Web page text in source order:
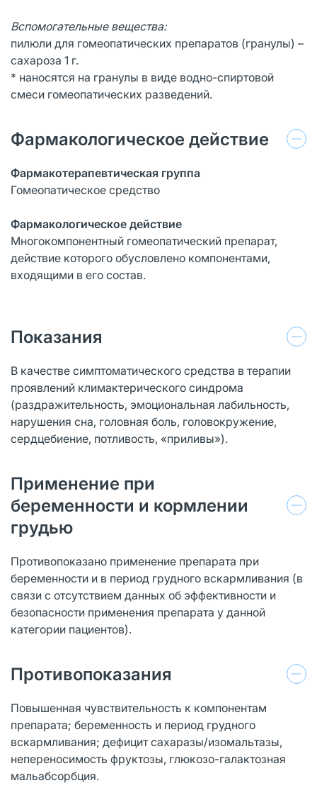
Вспомогательные вещества:
пилюли для гомеопатических препаратов (гранулы) –
сахароза 1 г.
* наносятся на гранулы в виде водно-спиртовой
смеси гомеопатических разведений.
Фармакологическое действие
Фармакотерапевтическая группа
Гомеопатическое средство
Фармакологическое действие
Многокомпонентный гомеопатический препарат,
действие которого обусловлено компонентами,
входящими в его состав.
Показания
В качестве симптоматического средства в терапии
проявлений климактерического синдрома
(раздражительность, эмоциональная лабильность,
нарушения сна, головная боль, головокружение,
сердцебиение, потливость, «приливы»).
Применение при
беременности и кормлении
грудью
Противопоказано применение препарата при
беременности и в период грудного вскармливания (в
связи с отсутствием данных об эффективности и
безопасности применения препарата у данной
категории пациентов).
Противопоказания
Повышенная чувствительность к компонентам
препарата; беременность и период грудного
вскармливания; дефицит сахаразы/изомальтазы,
непереносимость фруктозы, глюкозо-галактозная
мальабсорбция.